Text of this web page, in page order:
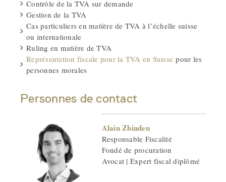
Contrôle de la TVA sur demande
Gestion de la TVA
Cas particuliers en matière de TVA à l’échelle suisse
ou internationale
Ruling en matière de TVA
Représentation fiscale pour la TVA en Suisse pour les
personnes morales
Personnes de contact
Alain Zbinden
Responsable Fiscalité
Fondé de procuration
Avocat | Expert fiscal diplômé